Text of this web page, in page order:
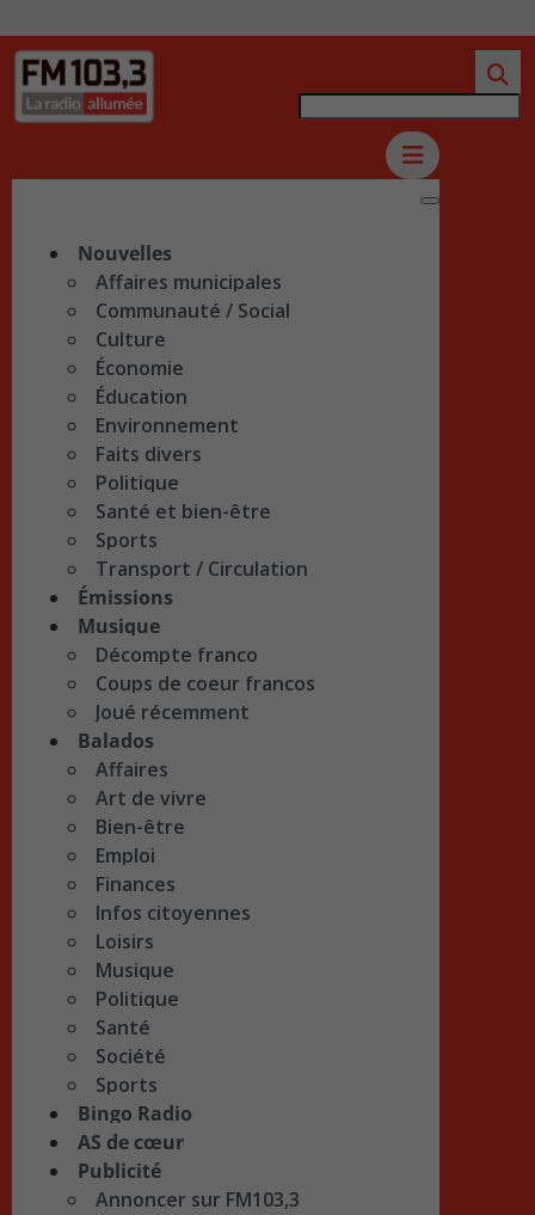
Nouvelles
Affaires municipales
Communauté / Social
Culture
Économie
Éducation
Environnement
Faits divers
Politique
Santé et bien-être
Sports
Transport / Circulation
Émissions
Musique
Décompte franco
Coups de coeur francos
Joué récemment
Balados
Affaires
Art de vivre
Bien-être
Emploi
Finances
Infos citoyennes
Loisirs
Musique
Politique
Santé
Société
Sports
Bingo Radio
AS de cœur
Publicité
Annoncer sur FM103,3